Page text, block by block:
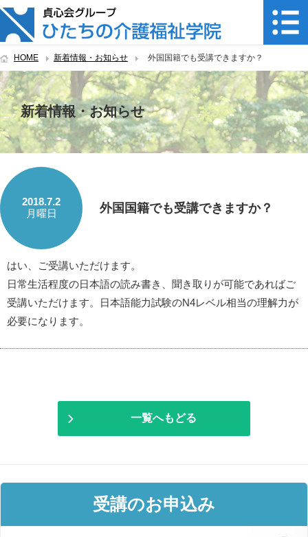
HOME 新着情報・お知らせ 外国国籍でも受講できますか？
新着情報・お知らせ
2018.7.2
月曜日
外国国籍でも受講できますか？
はい、ご受講いただけます。
日常生活程度の日本語の読み書き、聞き取りが可能であればご
受講いただけます。日本語能力試験のN4レベル相当の理解力が
必要になります。
一覧へもどる
受講のお申込み